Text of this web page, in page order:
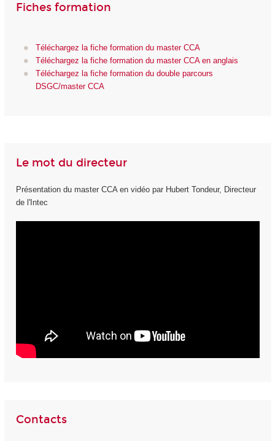
Fiches formation
Téléchargez la fiche formation du master CCA
Téléchargez la fiche formation du master CCA en anglais
Téléchargez la fiche formation du double parcours
DSGC/master CCA
Le mot du directeur
Présentation du master CCA en vidéo par Hubert Tondeur, Directeur
de l'Intec
Contacts